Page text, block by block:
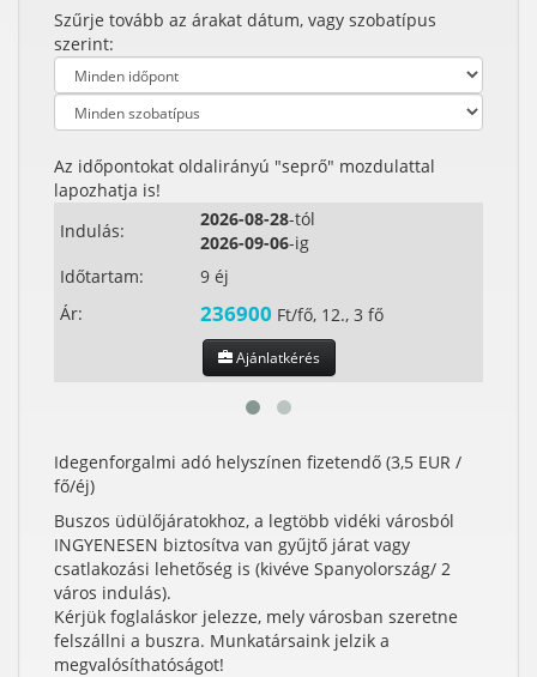
Szűrje tovább az árakat dátum, vagy szobatípus
szerint:
Az időpontokat oldalirányú "seprő" mozdulattal
lapozhatja is!
Indulás:
2026-08-28-tól
2026-09-06-ig
Időtartam:
9 éj
Ár:
236900 Ft/fő, 12., 3 fő
Ajánlatkérés
Idegenforgalmi adó helyszínen fizetendő (3,5 EUR /
fő/éj)
Buszos üdülőjáratokhoz, a legtöbb vidéki városból
INGYENESEN biztosítva van gyűjtő járat vagy
csatlakozási lehetőség is (kivéve Spanyolország/ 2
város indulás).
Kérjük foglaláskor jelezze, mely városban szeretne
felszállni a buszra. Munkatársaink jelzik a
megvalósíthatóságot!